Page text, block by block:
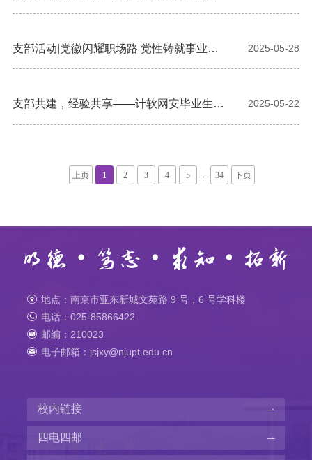
明坦途 —— 计算机学院研究生第二党支部
支部活动|党徽闪耀职场路 党性铸就事业魂
—— 计算机学院研究生第二党支部举办毕业
2025-05-28
支部共建，经验共享——计软网安毕业生党
员领航学术求职路
2025-05-22
上页 1 2 3 4 5 . . . 34 下页
地点：南京市亚东新城文苑路 9 号，6 号学科楼
电话：025-85866422
邮编：210023
电子邮箱：jsjxy@njupt.edu.cn
校内链接
四电四邮